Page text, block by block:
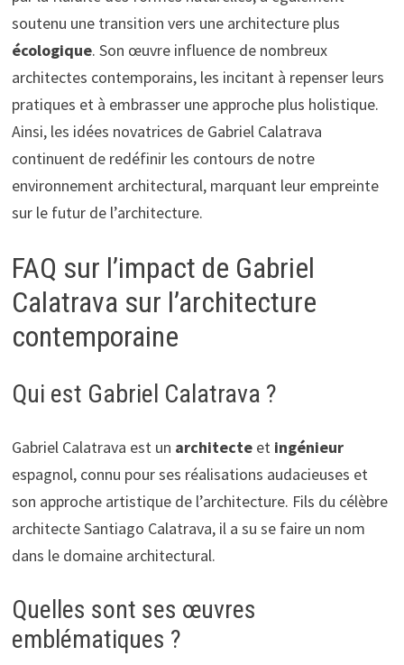
soutenu une transition vers une architecture plus
écologique. Son œuvre influence de nombreux
architectes contemporains, les incitant à repenser leurs
pratiques et à embrasser une approche plus holistique.
Ainsi, les idées novatrices de Gabriel Calatrava
continuent de redéfinir les contours de notre
environnement architectural, marquant leur empreinte
sur le futur de l’architecture.
FAQ sur l’impact de Gabriel
Calatrava sur l’architecture
contemporaine
Qui est Gabriel Calatrava ?
Gabriel Calatrava est un architecteet ingénieur
espagnol, connu pour ses réalisations audacieuses et
son approche artistique de l’architecture. Fils du célèbre
architecte Santiago Calatrava, il a su se faire un nom
dans le domaine architectural.
Quelles sont ses œuvres
emblématiques ?